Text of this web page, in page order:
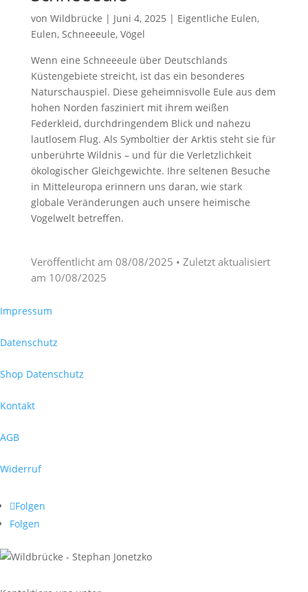
von Wildbrücke | Juni 4, 2025 | Eigentliche Eulen,
Eulen, Schneeeule, Vögel
Wenn eine Schneeeule über Deutschlands
Küstengebiete streicht, ist das ein besonderes
Naturschauspiel. Diese geheimnisvolle Eule aus dem
hohen Norden fasziniert mit ihrem weißen
Federkleid, durchdringendem Blick und nahezu
lautlosem Flug. Als Symboltier der Arktis steht sie für
unberührte Wildnis – und für die Verletzlichkeit
ökologischer Gleichgewichte. Ihre seltenen Besuche
in Mitteleuropa erinnern uns daran, wie stark
globale Veränderungen auch unsere heimische
Vogelwelt betreffen.
Veröffentlicht am 08/08/2025 • Zuletzt aktualisiert
am 10/08/2025
Impressum
Datenschutz
Shop Datenschutz
Kontakt
AGB
Widerruf
Folgen
Folgen